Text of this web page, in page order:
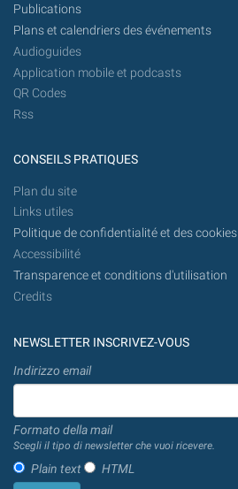
Publications
Plans et calendriers des événements
Audioguides
Application mobile et podcasts
QR Codes
Rss
CONSEILS PRATIQUES
Plan du site
Links utiles
Politique de confidentialité et des cookies
Accessibilité
Transparence et conditions d'utilisation
Credits
NEWSLETTER INSCRIVEZ-VOUS
Indirizzo email
Formato della mail
Scegli il tipo di newsletter che vuoi ricevere.
Plain text HTML